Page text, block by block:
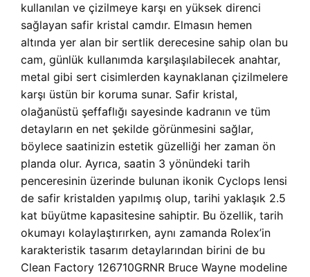
kullanılan ve çizilmeye karşı en yüksek direnci
sağlayan safir kristal camdır. Elmasın hemen
altında yer alan bir sertlik derecesine sahip olan bu
cam, günlük kullanımda karşılaşılabilecek anahtar,
metal gibi sert cisimlerden kaynaklanan çizilmelere
karşı üstün bir koruma sunar. Safir kristal,
olağanüstü şeffaflığı sayesinde kadranın ve tüm
detayların en net şekilde görünmesini sağlar,
böylece saatinizin estetik güzelliği her zaman ön
planda olur. Ayrıca, saatin 3 yönündeki tarih
penceresinin üzerinde bulunan ikonik Cyclops lensi
de safir kristalden yapılmış olup, tarihi yaklaşık 2.5
kat büyütme kapasitesine sahiptir. Bu özellik, tarih
okumayı kolaylaştırırken, aynı zamanda Rolex’in
karakteristik tasarım detaylarından birini de bu
Clean Factory 126710GRNR Bruce Wayne modeline